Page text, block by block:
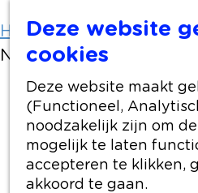
Deze website
cookies
Deze website maakt
(Functioneel,
noodzakelijk zijn om
mogelijk te laten
accepteren te klikken,
akkoord te gaan.
Home
Artikelen
Nieuwe kabouters voor
Nieuwe
30 maart